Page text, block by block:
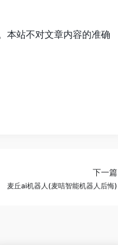
本站不对文章内容的准确
下一篇
麦丘ai机器人(麦咭智能机器人后悔)